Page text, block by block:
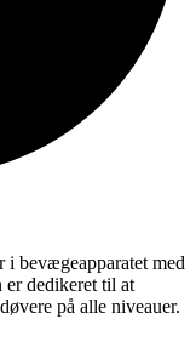
i bevægeapparatet med
er dedikeret til at
på alle niveauer.